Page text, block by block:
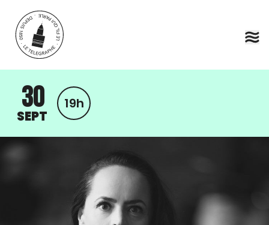
Aller au contenu principal
30
SEPT
19h